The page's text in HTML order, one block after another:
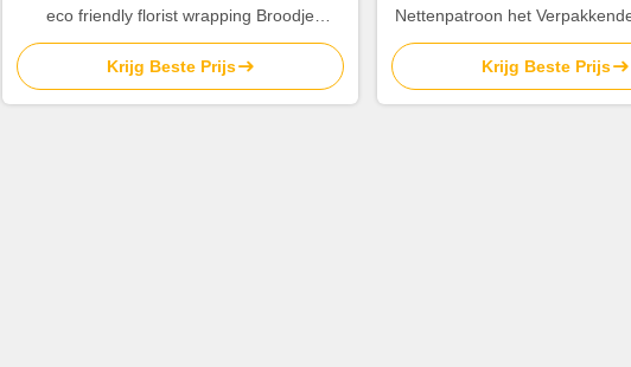
eco friendly florist wrapping Broodje
50cm*5Y
Krijg Beste Prijs
Nettenpatroon het
Stof 150cmx50cm Bloemist
Krijg Beste Prijs